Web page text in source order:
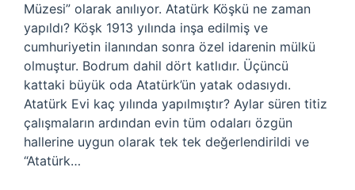
Müzesi” olarak anılıyor. Atatürk Köşkü ne zaman
yapıldı? Köşk 1913 yılında inşa edilmiş ve
cumhuriyetin ilanından sonra özel idarenin mülkü
olmuştur. Bodrum dahil dört katlıdır. Üçüncü
kattaki büyük oda Atatürk’ün yatak odasıydı.
Atatürk Evi kaç yılında yapılmıştır? Aylar süren titiz
çalışmaların ardından evin tüm odaları özgün
hallerine uygun olarak tek tek değerlendirildi ve
“Atatürk…